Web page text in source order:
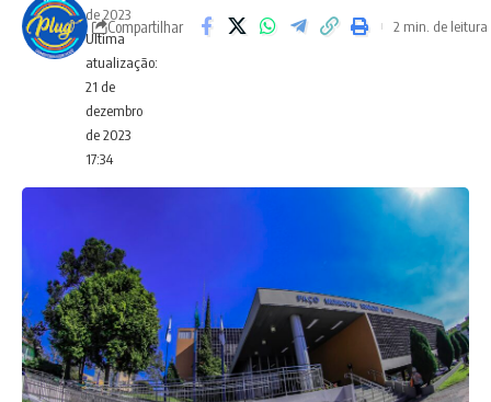
Ultima
atualização:
21 de
dezembro
de 2023
17:34
de 2023
Compartilhar 2 min. de leitura